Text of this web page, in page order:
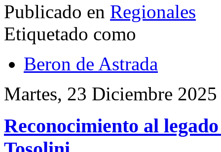
Publicado en Regionales
Etiquetado como
Beron de Astrada
Martes, 23 Diciembre
Reconocimiento al